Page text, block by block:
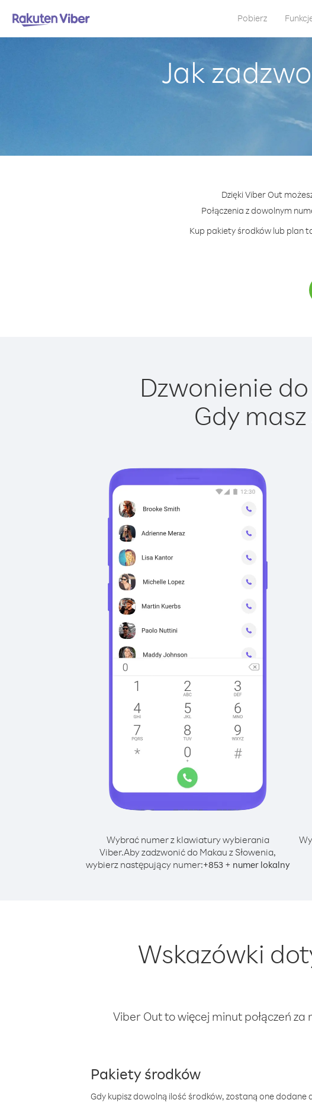
Pobierz
Jak
Dzięki Viber Out
Połączenia z dowolnym
Kup pakiety środków lub plan
Dzwonienie
Gdy
Wybrać numer z klawiatury wybierania
Viber.Aby zadzwonić do Makau z Słowenia,
wybierz następujący numer:+853+ numer lokalny
Wskazówki
Viber Out to więcej minut połączeń
Pakiety środków
Gdy kupisz dowolną ilość środków, zostaną one